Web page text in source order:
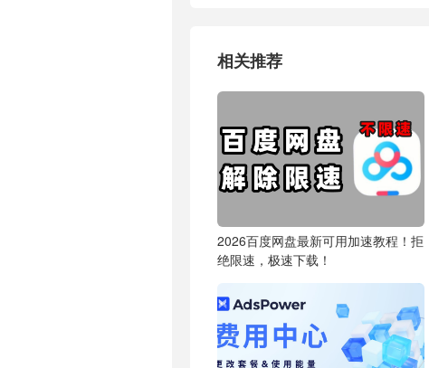
相关推荐
2026百度网盘最新可用加速教程！拒
绝限速，极速下载！